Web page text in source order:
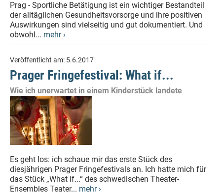
Prag - Sportliche Betätigung ist ein wichtiger Bestandteil
der alltäglichen Gesundheitsvorsorge und ihre positiven
Auswirkungen sind vielseitig und gut dokumentiert. Und
obwohl... mehr ›
Veröffentlicht am: 5.6.2017
Prager Fringefestival: What if...
Wie ich unerwartet in einem Kinderstück landete
Es geht los: ich schaue mir das erste Stück des
diesjährigen Prager Fringefestivals an. Ich hatte mich für
das Stück „What if...“ des schwedischen Theater-
Ensembles Teater... mehr ›